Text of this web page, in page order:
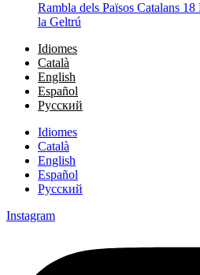
Rambla dels Països Catalans
la Geltrú
Idiomes
Català
English
Español
Русский
Idiomes
Català
English
Español
Русский
Instagram